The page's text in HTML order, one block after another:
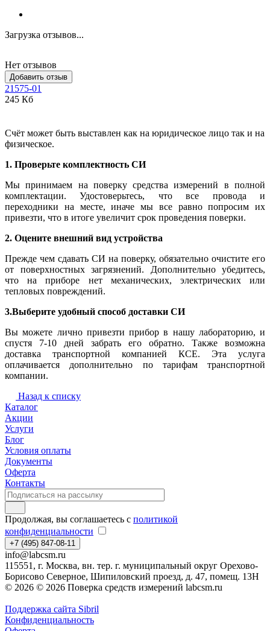
Загрузка отзывов...
Нет отзывов
Добавить отзыв
21575-01
245 Кб
Счёт может быть выставлен как на юридическое лицо так и на
физическое.
1. Проверьте комплектность СИ
Мы принимаем на поверку средства измерений в полной
комплектации. Удостоверьтесь, что все провода и
переходники на месте, иначе мы все равно попросим их
привезти, что в итоге увеличит срок проведения поверки.
2. Оцените внешний вид устройства
Прежде чем сдавать СИ на поверку, обязательно очистите его
от поверхностных загрязнений. Дополнительно убедитесь,
что на приборе нет механических, электрических или
тепловых повреждений.
3.Выберите удобный способ доставки СИ
Вы можете лично привезти прибор в нашу лабораторию, и
спустя 7-10 дней забрать его обратно. Также возможна
доставка транспортной компанией КСЕ. Эта услуга
оплачивается дополнительно по тарифам транспортной
компании.
Назад к списку
Каталог
Акции
Услуги
Блог
Условия оплаты
Документы
Оферта
Контакты
Продолжая, вы соглашаетесь с политикой
конфиденциальности
+7 (495) 847-08-11
info@labcsm.ru
115551, г. Москва, вн. тер. г. муниципальный округ Орехово-
Борисово Северное, Шипиловский проезд, д. 47, помещ. 13Н
© 2026 © 2026 Поверка средств измерений labcsm.ru
Поддержка сайта Sibril
Конфиденциальность